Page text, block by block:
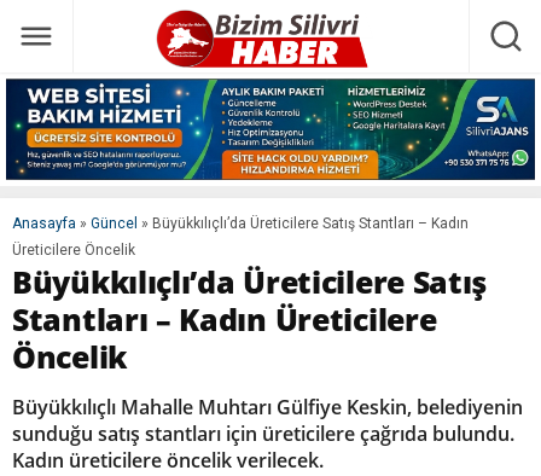
Anasayfa » Güncel » Büyükkılıçlı’da Üreticilere Satış Stantları – Kadın
Üreticilere Öncelik
Büyükkılıçlı’da Üreticilere Satış
Stantları – Kadın Üreticilere
Öncelik
Büyükkılıçlı Mahalle Muhtarı Gülfiye Keskin, belediyenin
sunduğu satış stantları için üreticilere çağrıda bulundu.
Kadın üreticilere öncelik verilecek.